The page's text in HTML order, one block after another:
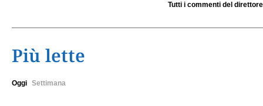
Tutti i commenti del direttore
Più lette
Oggi Settimana